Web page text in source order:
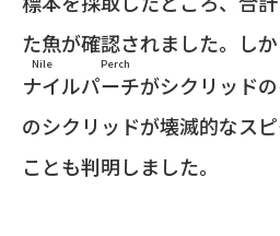
た魚が確認されました。し
ナイルパーチ
Nile Perch
がシクリッド
のシクリッドが壊滅的なス
ことも判明しました。